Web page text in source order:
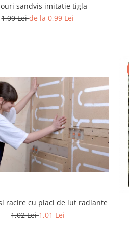
sandvis imitatie tigla
1,00 Leide la 0,99 Lei
racire cu placi de lut radiante
1,02 Lei1,01 Lei